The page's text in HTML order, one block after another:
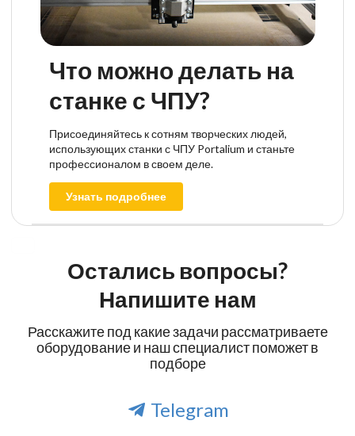
Что можно делать на
станке с ЧПУ?
Присоединяйтесь к сотням творческих людей,
использующих станки с ЧПУ Portalium и станьте
профессионалом в своем деле.
Узнать подробнее
Остались вопросы?
Напишите нам
Расскажите под какие задачи рассматриваете
оборудование и наш специалист поможет в
подборе
Telegram